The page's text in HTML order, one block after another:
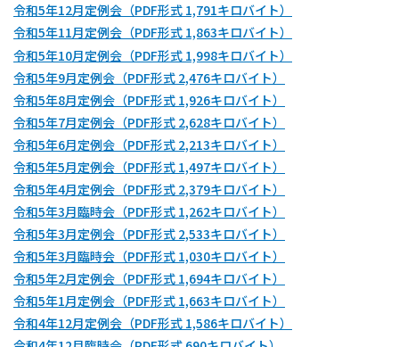
令和5年12月定例会（PDF形式 1,791キロバイト）
令和5年11月定例会（PDF形式 1,863キロバイト）
令和5年10月定例会（PDF形式 1,998キロバイト）
令和5年9月定例会（PDF形式 2,476キロバイト）
令和5年8月定例会（PDF形式 1,926キロバイト）
令和5年7月定例会（PDF形式 2,628キロバイト）
令和5年6月定例会（PDF形式 2,213キロバイト）
令和5年5月定例会（PDF形式 1,497キロバイト）
令和5年4月定例会（PDF形式 2,379キロバイト）
令和5年3月臨時会（PDF形式 1,262キロバイト）
令和5年3月定例会（PDF形式 2,533キロバイト）
令和5年3月臨時会（PDF形式 1,030キロバイト）
令和5年2月定例会（PDF形式 1,694キロバイト）
令和5年1月定例会（PDF形式 1,663キロバイト）
令和4年12月定例会（PDF形式 1,586キロバイト）